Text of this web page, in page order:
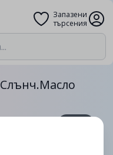
Запазени
търсения